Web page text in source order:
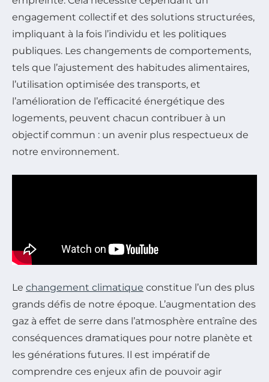
engagement collectif et des solutions structurées,
impliquant à la fois l’individu et les politiques
publiques. Les changements de comportements,
tels que l’ajustement des habitudes alimentaires,
l’utilisation optimisée des transports, et
l’amélioration de l’efficacité énergétique des
logements, peuvent chacun contribuer à un
objectif commun : un avenir plus respectueux de
notre environnement.
Le changement climatique constitue l’un des plus
grands défis de notre époque. L’augmentation des
gaz à effet de serre dans l’atmosphère entraîne des
conséquences dramatiques pour notre planète et
les générations futures. Il est impératif de
comprendre ces enjeux afin de pouvoir agir